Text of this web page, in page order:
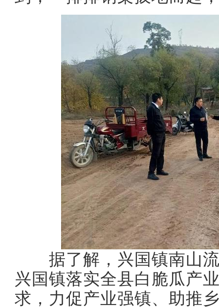
据了解，兴国镇南山流
兴国镇落实全县白脆瓜产
求，力促产业强镇、助推